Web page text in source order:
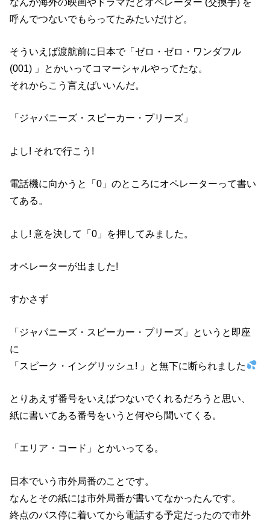
呼んでつないでもらってたみたいだけど。
そういえば渡航前に日本で「ゼロ・ゼロ・ワンダフル
(001) 」とかいってコマーシャルやってたな。
それからこう言えばいいんだ。
「ジャパニーズ・スピーカー・プリーズ」
よし! それで行こう!
電話機に向かうと「0」のところにオペレーターって書い
てある。
よし! 意を決して「0」を押してみました。
オペレーターが出ました!
すかさず
「ジャパニーズ・スピーカー・プリーズ」というと即座
に
「スピーク・イングリッシュ! 」と無下に断られました
とりあえず番号をいえばつないでくれるだろうと思い、
紙に書いてある番号をいうと何やら聞いてくる。
「エリア・コード」とかいってる。
日本でいう市外局番のことです。
なんとその紙には市外局番が書いてなかったんです。
終点のバス停に着いてから電話する予定だったので市外